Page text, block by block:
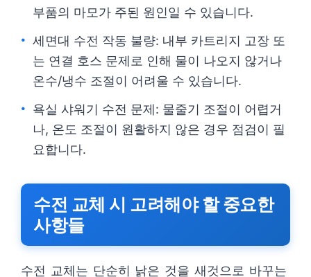
부품의 마모가 주된 원인일 수 있습니다.
세면대 수전 작동 불량: 내부 카트리지 고장 또
는 연결 호스 문제로 인해 물이 나오지 않거나
온수/냉수 조절이 어려울 수 있습니다.
욕실 샤워기 수전 문제: 물줄기 조절이 어렵거
나, 온도 조절이 원활하지 않은 경우 점검이 필
요합니다.
수전 교체 시 고려해야 할 중요한
사항들
수전 교체는 단순히 낡은 것을 새것으로 바꾸는